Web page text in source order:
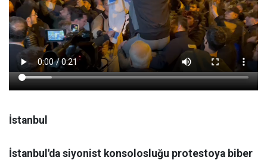
İstanbul
İstanbul'da siyonist konsolosluğu protestoya biber